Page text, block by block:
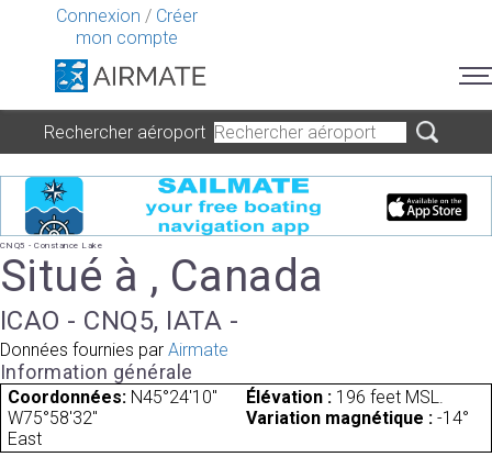
Connexion / Créer
mon compte
Rechercher aéroport
CNQ5 - Constance Lake
Situé à , Canada
ICAO - CNQ5, IATA -
Données fournies par Airmate
Information générale
Coordonnées: N45°24'10"
W75°58'32"
Élévation : 196 feet MSL.
Variation magnétique : -14°
East